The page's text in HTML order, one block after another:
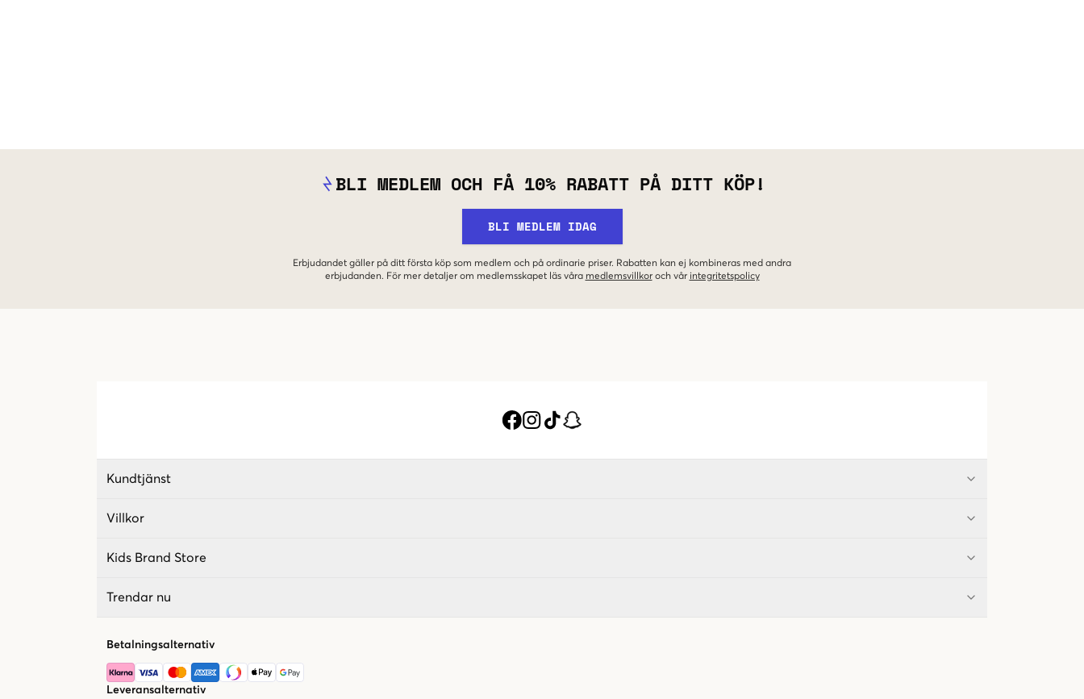
BLI MEDLEM OCH FÅ 10% RABATT PÅ DITT KÖP!
BLI MEDLEM IDAG
Erbjudandet gäller på ditt första köp som medlem och på ordinarie priser. Rabatten kan ej kombineras med andra
erbjudanden. För mer detaljer om medlemsskapet läs våra medlemsvillkor och vår integritetspolicy
Kundtjänst
Villkor
Kids Brand Store
Trendar nu
Betalningsalternativ
Leveransalternativ